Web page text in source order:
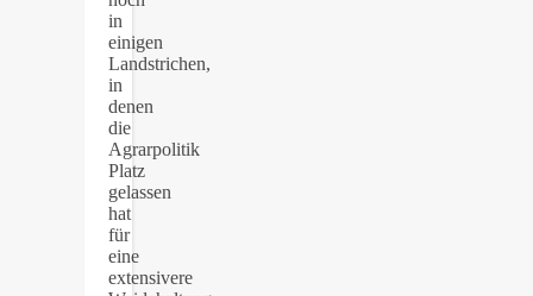
in
einigen
Landstrichen,
in
denen
die
Agrarpolitik
Platz
gelassen
hat
für
eine
extensivere